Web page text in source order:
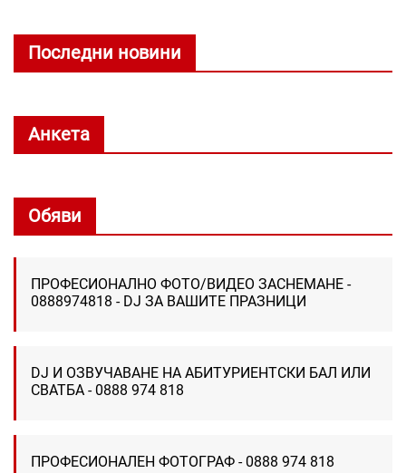
Последни новини
Анкета
Обяви
ПРОФЕСИОНАЛНО ФОТО/ВИДЕО ЗАСНЕМАНЕ -
0888974818 - DJ ЗА ВАШИТЕ ПРАЗНИЦИ
DJ И ОЗВУЧАВАНЕ НА АБИТУРИЕНТСКИ БАЛ ИЛИ
СВАТБА - 0888 974 818
ПРОФЕСИОНАЛЕН ФОТОГРАФ - 0888 974 818